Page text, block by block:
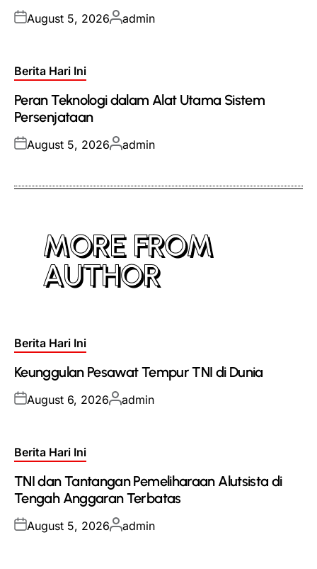
Posted
August 5, 2026Posted
admin
Posted
Berita Hari Ini
Peran Teknologi dalam Alat Utama Sistem
Persenjataan
Posted
August 5, 2026Posted
admin
MORE FROM
AUTHOR
Posted
Berita Hari Ini
Keunggulan Pesawat Tempur TNI di Dunia
Posted
August 6, 2026Posted
admin
Posted
Berita Hari Ini
TNI dan Tantangan Pemeliharaan Alutsista di
Tengah Anggaran Terbatas
Posted
August 5, 2026Posted
admin